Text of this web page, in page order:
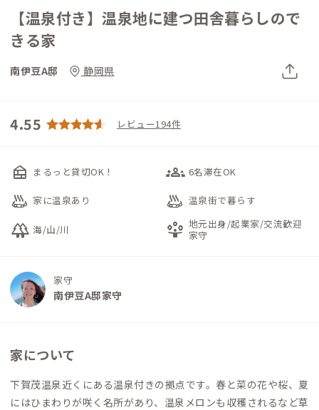
【温泉付き】温泉地に建つ田舎暮らしので
きる家
南伊豆A邸 静岡県
4.55 レビュー194件
nest_multi_room まるっと貸切OK！ groups_3 6名滞在OK
bath_outdoor 家に温泉あり bath_outdoor 温泉街で暮らす
forest 海/山/川 person_play 地元出身/起業家/交流歓迎
家守
家守
南伊豆A邸家守
家について
下賀茂温泉近くにある温泉付きの拠点です。春と菜の花や桜、夏
にはひまわりが咲く名所があり、温泉メロンも収穫されるなど草